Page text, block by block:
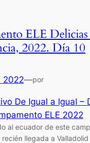
ELE Delicias
2022. Día 10
2022—por
De Igual a Igual –
ELE 2022
al ecuador de este
llegada a